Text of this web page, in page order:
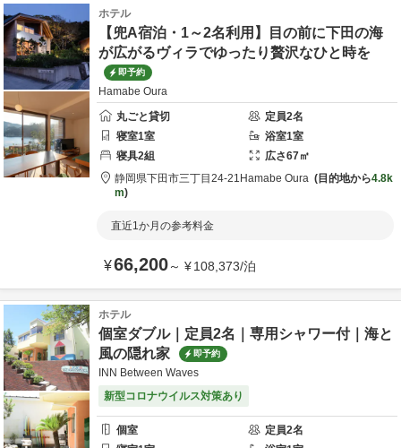
ホテル
【兜A宿泊・1～2名利用】目の前に下田の海
が広がるヴィラでゆったり贅沢なひと時を
即予約
Hamabe Oura
丸ごと貸切
定員2名
寝室1室 浴室1室
寝具2組 広さ67㎡
静岡県下田市三丁目24-21 Hamabe Oura 目的地から4.8k
m
直近1か月の参考料金
¥66,200～ ¥108,373/泊
ホテル
個室ダブル｜定員2名｜専用シャワー付｜海と
風の隠れ家
即予約
INN Between Waves
新型コロナウイルス対策あり
個室 定員2名